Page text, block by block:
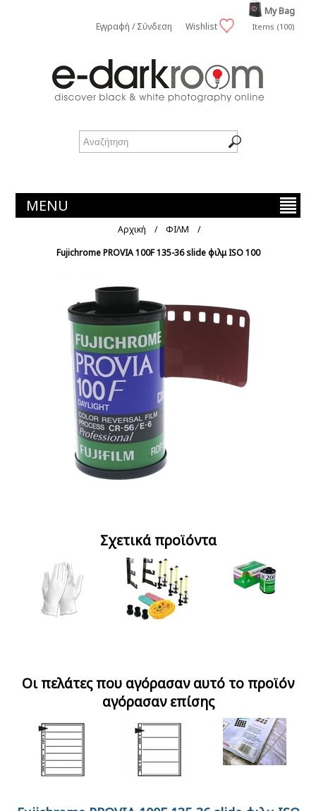
Εγγραφή / Σύνδεση Wishlist
My Bag
Items (100)
MENU
Αρχική / ΦΙΛΜ
/
Fujichrome PROVIA 100F 135-36 slide φιλμ ISO 100
Σχετικά προϊόντα
Set
ISO 200
film portra 135-36/400
backpack σακίδιο
Οι πελάτες που αγόρασαν αυτό το προϊόν
αγόρασαν επίσης